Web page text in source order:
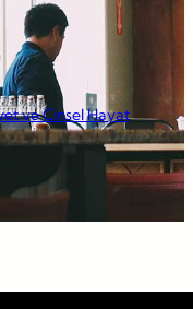
ve Cinsel Hayat